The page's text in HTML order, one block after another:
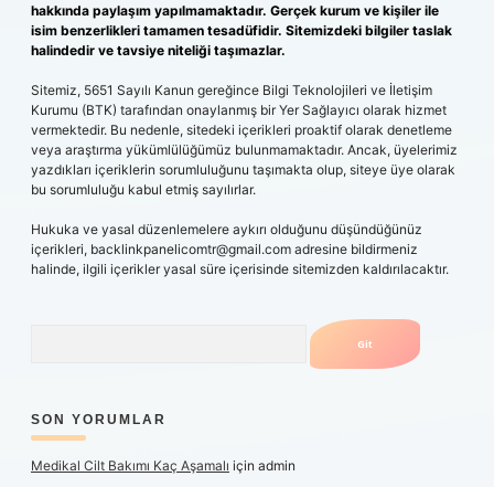
hakkında paylaşım yapılmamaktadır. Gerçek kurum ve kişiler ile
isim benzerlikleri tamamen tesadüfidir. Sitemizdeki bilgiler taslak
halindedir ve tavsiye niteliği taşımazlar.
Sitemiz, 5651 Sayılı Kanun gereğince Bilgi Teknolojileri ve İletişim
Kurumu (BTK) tarafından onaylanmış bir Yer Sağlayıcı olarak hizmet
vermektedir. Bu nedenle, sitedeki içerikleri proaktif olarak denetleme
veya araştırma yükümlülüğümüz bulunmamaktadır. Ancak, üyelerimiz
yazdıkları içeriklerin sorumluluğunu taşımakta olup, siteye üye olarak
bu sorumluluğu kabul etmiş sayılırlar.
Hukuka ve yasal düzenlemelere aykırı olduğunu düşündüğünüz
içerikleri, backlinkpanelicomtr@gmail.com adresine bildirmeniz
halinde, ilgili içerikler yasal süre içerisinde sitemizden kaldırılacaktır.
SON YORUMLAR
Medikal Cilt Bakımı Kaç Aşamalı için admin